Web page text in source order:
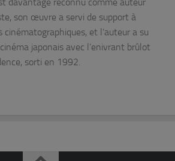
son œuvre a servi de support à
cinématographiques, et l’auteur a su
japonais avec l’enivrant brûlot
sorti en 1992.